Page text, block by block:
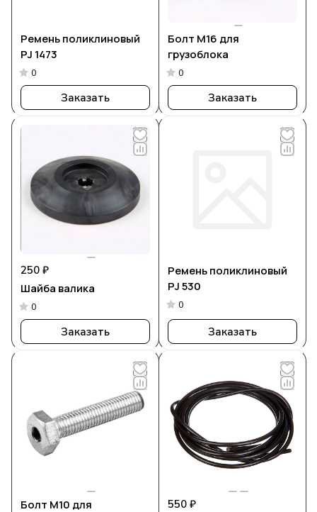
Ремень поликлиновый
PJ 1473
0
Заказать
Болт М16 для
грузоблока
0
Заказать
250 ₽
Шайба валика
0
Заказать
Ремень поликлиновый
PJ 530
0
Заказать
Болт М10 для
550 ₽